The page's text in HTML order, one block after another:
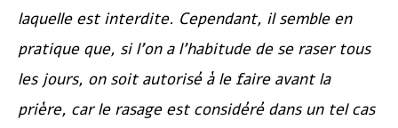
laquelle est interdite. Cependant, il semble en
pratique que, si l’on a l’habitude de se raser tous
les jours, on soit autorisé à le faire avant la
prière, car le rasage est considéré dans un tel cas